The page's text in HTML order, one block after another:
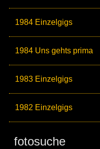
1984 Einzelgigs
1984 Uns gehts prima
1983 Einzelgigs
1982 Einzelgigs
fotosuche